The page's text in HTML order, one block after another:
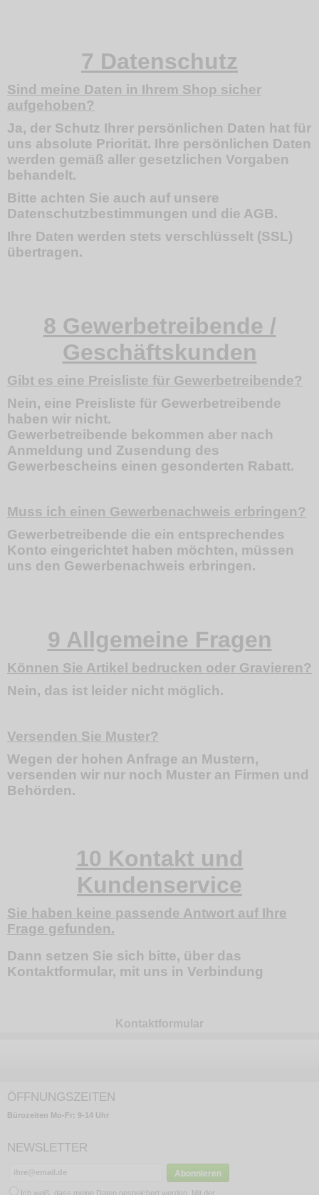
7 Datenschutz
Sind meine Daten in Ihrem Shop sicher
aufgehoben?
Ja, der Schutz Ihrer persönlichen Daten hat für
uns absolute Priorität. Ihre persönlichen Daten
werden gemäß aller gesetzlichen Vorgaben
behandelt.
Bitte achten Sie auch auf unsere
Datenschutzbestimmungen und die AGB.
Ihre Daten werden stets verschlüsselt (SSL)
übertragen.
8 Gewerbetreibende /
Geschäftskunden
Gibt es eine Preisliste für Gewerbetreibende?
Nein, eine Preisliste für Gewerbetreibende
haben wir nicht.
Gewerbetreibende bekommen aber nach
Anmeldung und Zusendung des
Gewerbescheins einen gesonderten Rabatt.
Muss ich einen Gewerbenachweis erbringen?
Gewerbetreibende die ein entsprechendes
Konto eingerichtet haben möchten, müssen
uns den Gewerbenachweis erbringen.
9 Allgemeine Fragen
Können Sie Artikel bedrucken oder Gravieren?
Nein, das ist leider nicht möglich.
Versenden Sie Muster?
Wegen der hohen Anfrage an Mustern,
versenden wir nur noch Muster an Firmen und
Behörden.
10 Kontakt und
Kundenservice
Sie haben keine passende Antwort auf Ihre
Frage gefunden.
Dann setzen Sie sich bitte, über das
Kontaktformular, mit uns in Verbindung
Kontaktformular
ÖFFNUNGSZEITEN
Bürozeiten Mo-Fr: 9-14 Uhr
NEWSLETTER
Ich weiß, dass meine Daten gespeichert werden. Mit der